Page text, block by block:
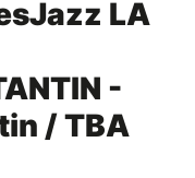
LA
-
/ TBA